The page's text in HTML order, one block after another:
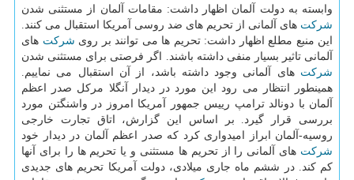
وابسته به دولت آلمان اظهار داشت: مقامات آلمان از مستثنی شدن
شركت های آلمانی از تحریم های ضد روسی آمریكا استقبال می كنند.
این منبع مطلع اظهار داشت: تحریم ها می توانند بر روی شركت های
آلمانی تاثیر بسیار منفی داشته باشند. اگر فرصتی برای مستثنی شدن
شركت های آلمانی وجود داشته باشد، از آن استقبال می نماییم.
همینطور انتظار می رود این مورد در دیدار آنگلا مركل صدر اعظم
آلمان با دونالد ترامپ رییس جمهور آمریكا امروز در واشنگتن مورد
بررسی قرار گیرد. بر اساس این گزارش، اتاق تجارت خارجی
روسیه-آلمان ابراز امیدواری كرد كه صدر اعظم آلمان در دیدار خود
شركت های آلمانی را از تحریم ها مستثنی و یا تحریم ها را برای آنها
كم كند. در ششم ماه جاری میلادی، دولت آمریكا تحریم های جدیدی